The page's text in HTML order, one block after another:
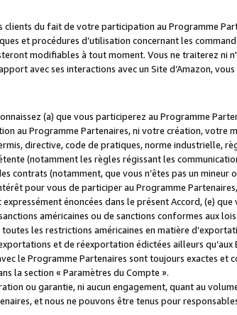
clients du fait de votre participation au Programme
et procédures d’utilisation concernant les
modifiables à tout moment. Vous ne traiterez ni
avec ses interactions avec un Site d’Amazon,
(a) que vous participerez au Programme
au Programme Partenaires, ni votre création,
directive, code de pratiques, norme industrielle,
(notamment les règles régissant les
contrats (notamment, que vous n’êtes pas un
pour vous de participer au Programme
énoncées dans le présent Accord, (e)
américaines ou de sanctions conformes aux
les restrictions américaines en matière
et de réexportation édictées ailleurs
le Programme Partenaires sont toujours exactes
la section « Paramètres du Compte ».
ou garantie, ni aucun engagement, quant au
et nous ne pouvons être tenus pour